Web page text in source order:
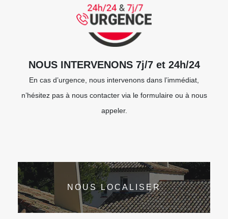
NOUS INTERVENONS 7j/7 et 24h/24
En cas d’urgence, nous intervenons dans l’immédiat,
n’hésitez pas à nous contacter via le formulaire ou à nous
appeler.
NOUS LOCALISER